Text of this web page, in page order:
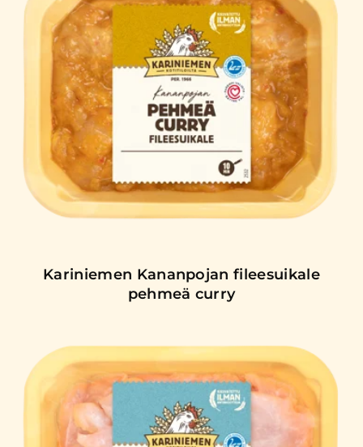
Kariniemen Kananpojan fileesuikale
pehmeä curry